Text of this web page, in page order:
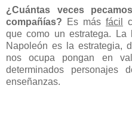
¿Cuántas veces
compañías? Es más fácil
que como un estratega. La
Napoleón es la estrategia,
nos ocupa pongan en
determinados personajes
enseñanzas.